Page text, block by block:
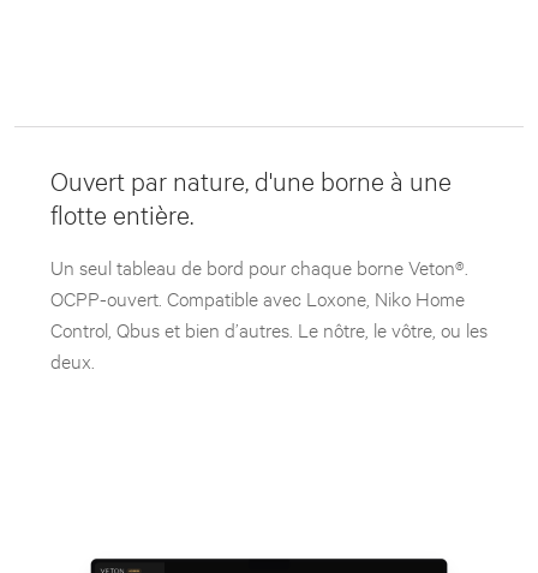
Ouvert par nature, d'une borne à une
flotte entière.
Un seul tableau de bord pour chaque borne Veton®.
OCPP-ouvert. Compatible avec Loxone, Niko Home
Control, Qbus et bien d’autres. Le nôtre, le vôtre, ou les
deux.